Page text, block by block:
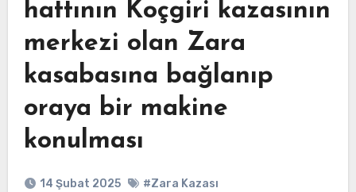
hattının Koçgiri kazasının
merkezi olan Zara
kasabasına bağlanıp
oraya bir makine
konulması
14 Şubat 2025 #Zara Kazası